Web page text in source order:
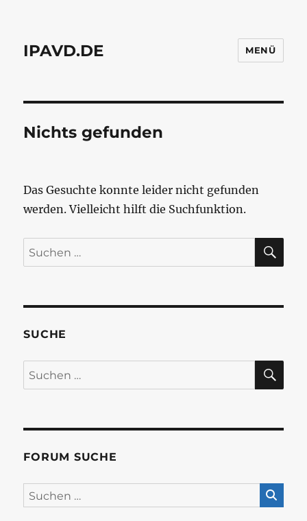
IPAVD.DE MENÜ
Nichts gefunden
Das Gesuchte konnte leider nicht gefunden
werden. Vielleicht hilft die Suchfunktion.
Suchen
nach:
SUCHE
Suchen
nach:
FORUM SUCHE